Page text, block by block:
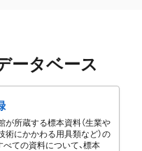
ータベース
が所蔵する標本資料（生業や
術にかかわる用具類など）の
べての資料について、標本